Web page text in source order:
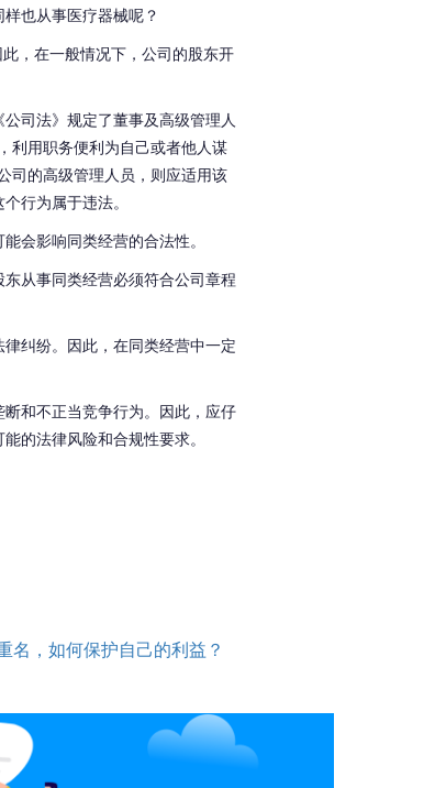
也从事医疗器械呢？
此 ，在一般情况下， 公司的股东开
公司法》规定了董事及高级管理人
利用职务便利为自己或者他人谋
司的高级管理人员 ，则应适用该
个行为属于违法。
能会影响同类经营的合法性。
东从事同类经营必须符合公司章程
纠纷。 因此， 在同类经营中一定
和不正当竞争行为。因此，应仔
的法律风险和合规性要求。
名，如何保护自己的利益？